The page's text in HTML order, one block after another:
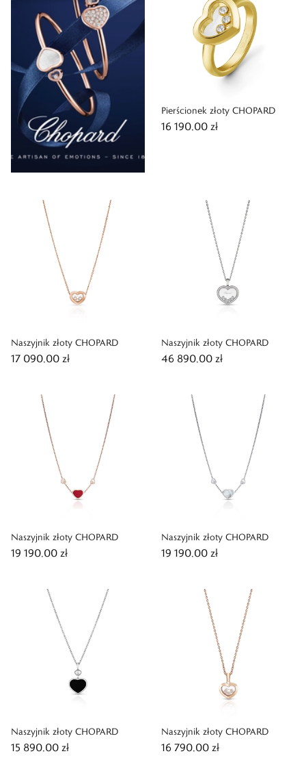
Pierścionek złoty CHOPARD
16 190,00 zł
Naszyjnik złoty CHOPARD
17 090,00 zł
Naszyjnik złoty CHOPARD
46 890,00 zł
Naszyjnik złoty CHOPARD
19 190,00 zł
Naszyjnik złoty CHOPARD
19 190,00 zł
Naszyjnik złoty CHOPARD
15 890,00 zł
Naszyjnik złoty CHOPARD
16 790,00 zł